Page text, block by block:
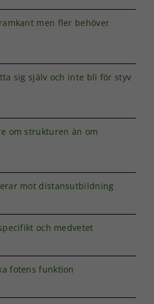
men fler behöver
sig själv och inte bli för styv
om strukturen än om
mot distansutbildning
och medvetet
fotens funktion